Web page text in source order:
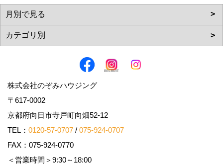
株式会社のぞみハウジング
〒617-0002
京都府向日市寺戸町向畑52-12
TEL： 0120-57-0707 / 075-924-0707
FAX：075-924-0770
＜営業時間＞9:30～18:00